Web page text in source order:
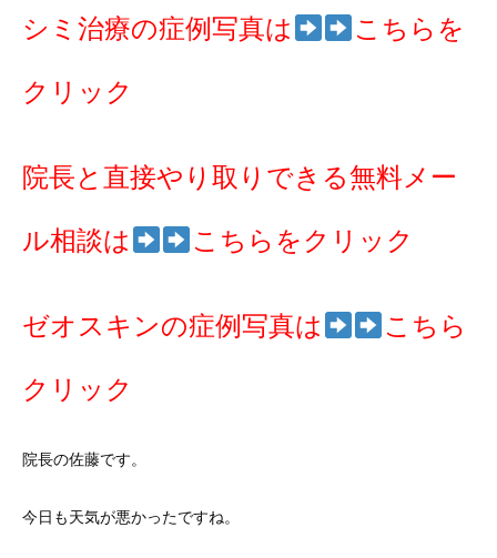
シミ治療の症例写真は こちらを
クリック
院長と直接やり取りできる無料メー
ル相談は こちらをクリック
ゼオスキンの症例写真は こちら
クリック
院長の佐藤です。
今日も天気が悪かったですね。